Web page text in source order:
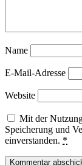
Name
E-Mail-Adresse
Website
Mit der
Speicherung und
einverstanden. *